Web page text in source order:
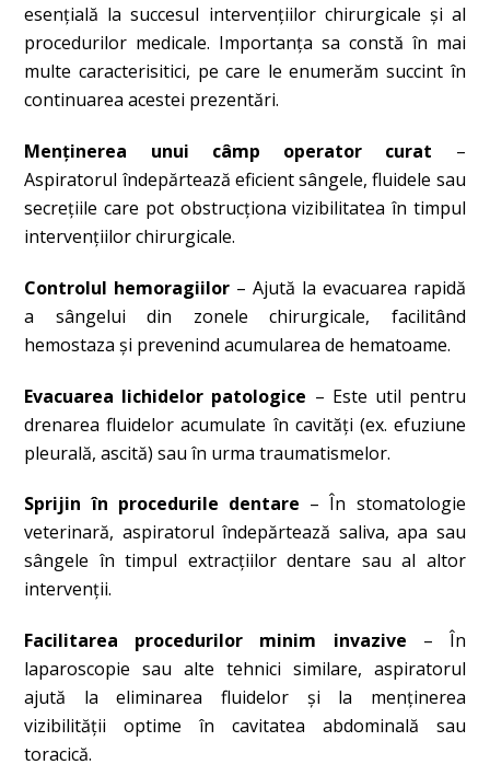
esențială la succesul intervențiilor chirurgicale și al
procedurilor medicale. Importanța sa constă în mai
multe caracterisitici, pe care le enumerăm succint în
continuarea acestei prezentări.
Menținerea unui câmp operator curat –
Aspiratorul îndepărtează eficient sângele, fluidele sau
secrețiile care pot obstrucționa vizibilitatea în timpul
intervențiilor chirurgicale.
Controlul hemoragiilor – Ajută la evacuarea rapidă
a sângelui din zonele chirurgicale, facilitând
hemostaza și prevenind acumularea de hematoame.
Evacuarea lichidelor patologice – Este util pentru
drenarea fluidelor acumulate în cavități (ex. efuziune
pleurală, ascită) sau în urma traumatismelor.
Sprijin în procedurile dentare – În stomatologie
veterinară, aspiratorul îndepărtează saliva, apa sau
sângele în timpul extracțiilor dentare sau al altor
intervenții.
Facilitarea procedurilor minim invazive – În
laparoscopie sau alte tehnici similare, aspiratorul
ajută la eliminarea fluidelor și la menținerea
vizibilității optime în cavitatea abdominală sau
toracică.